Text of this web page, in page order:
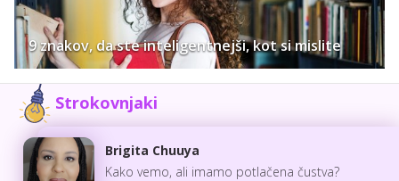
9 znakov, da ste inteligentnejši, kot si mislite
Strokovnjaki
Brigita Chuuya
Kako vemo, ali imamo potlačena čustva?